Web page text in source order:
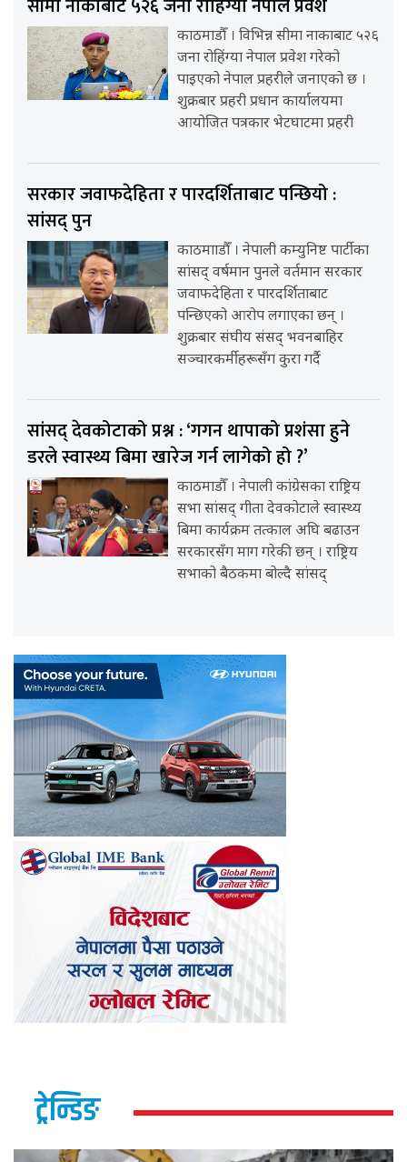
सीमा नाकाबाट ५२६ जना रोहिंग्या नेपाल प्रवेश
काठमाडौँ । विभिन्न सीमा नाकाबाट ५२६
जना रोहिंग्या नेपाल प्रवेश गरेको
पाइएको नेपाल प्रहरीले जनाएको छ ।
शुक्रबार प्रहरी प्रधान कार्यालयमा
आयोजित पत्रकार भेटघाटमा प्रहरी
सरकार जवाफदेहिता र पारदर्शिताबाट पन्छियो :
सांसद् पुन
काठमााडौँ । नेपाली कम्युनिष्ट पार्टीका
सांसद् वर्षमान पुनले वर्तमान सरकार
जवाफदेहिता र पारदर्शिताबाट
पन्छिएको आरोप लगाएका छन् ।
शुक्रबार संघीय संसद् भवनबाहिर
सञ्चारकर्मीहरूसँग कुरा गर्दै
सांसद् देवकोटाको प्रश्न : ‘गगन थापाको प्रशंसा हुने
डरले स्वास्थ्य बिमा खारेज गर्न लागेको हो ?’
काठमाडौँ । नेपाली कांग्रेसका राष्ट्रिय
सभा सांसद् गीता देवकोटाले स्वास्थ्य
बिमा कार्यक्रम तत्काल अघि बढाउन
सरकारसँग माग गरेकी छन् । राष्ट्रिय
सभाको बैठकमा बोल्दै सांसद्
ट्रेन्डिङ